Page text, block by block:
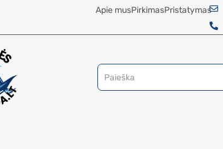
Apie musPirkimasPristatymas